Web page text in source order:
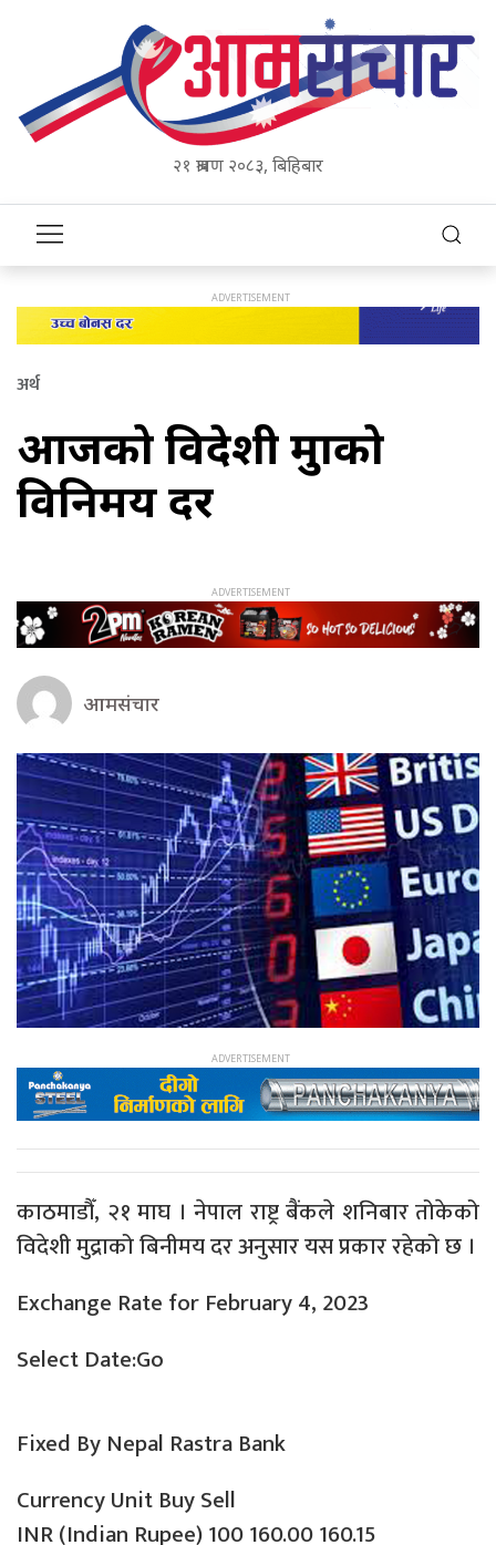
२१ श्रावण २०८३, बिहिबार
अर्थ
आजको विदेशी मुद्राको
विनिमय दर
आमसंचार
काठमाडौँ, २१ माघ । नेपाल राष्ट्र बैंकले शनिबार तोकेको
विदेशी मुद्राको बिनीमय दर अनुसार यस प्रकार रहेको छ ।
Exchange Rate for February 4, 2023
Select Date:Go
Fixed By Nepal Rastra Bank
Currency Unit Buy Sell
INR (Indian Rupee) 100 160.00 160.15